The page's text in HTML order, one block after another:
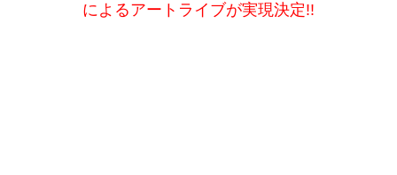
によるアートライブが実現決定!!